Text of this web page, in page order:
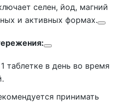
селен, йод, магний
и активных формах.
таблетке в день во время
принимать